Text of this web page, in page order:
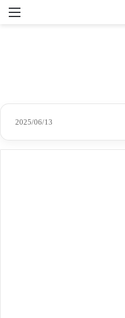
جستجو
2025/06/13